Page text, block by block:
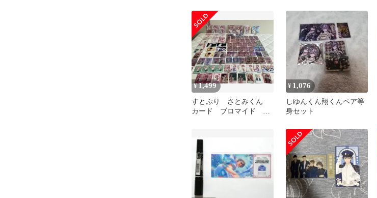
あかね
¥1,499
すとぷり さとみくん
カード ブロマイド ま
¥ 1,076
しゆんくん翔くんペア等
身セット